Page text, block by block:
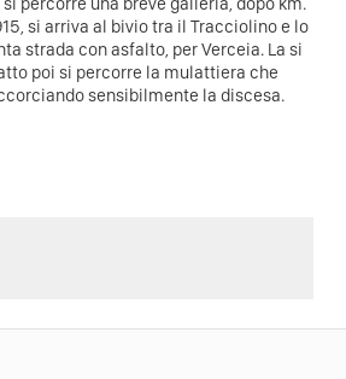
si arriva al bivio tra il Tracciolino e lo
strada con asfalto, per Verceia. La si
poi si percorre la mulattiera che
sensibilmente la discesa.